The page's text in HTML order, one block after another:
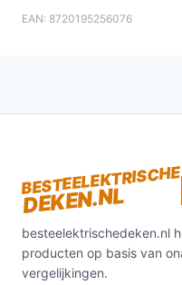
EAN: 8720195256076
BESTEELEKTRISCHE
DEKEN.NL
besteelektrischedeken.nl
producten op basis van
vergelijkingen.